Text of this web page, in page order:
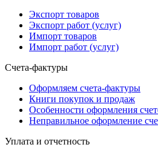
Экспорт товаров
Экспорт работ (услуг)
Импорт товаров
Импорт работ (услуг)
Счета-фактуры
Оформляем счета-фактуры
Книги покупок и продаж
Особенности оформления
Неправильное оформление
Уплата и отчетность